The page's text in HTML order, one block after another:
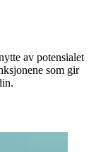
av potensialet
som gir